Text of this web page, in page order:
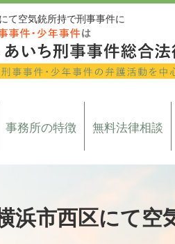
て空気銃所持で刑事事件に
事務所の特徴 無料法律相談
浜市西区にて空